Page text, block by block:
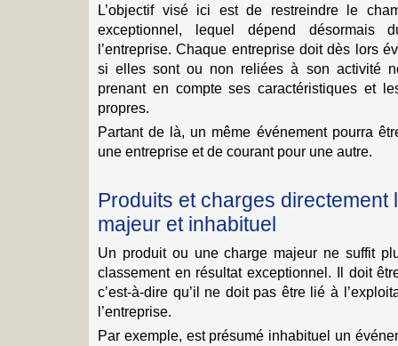
L’objectif visé ici est de restreindre le
exceptionnel, lequel dépend désormais
l’entreprise. Chaque entreprise doit dès lors
si elles sont ou non reliées à son activité
prenant en compte ses caractéristiques et
propres.
Partant de là, un même événement pourra
une entreprise et de courant pour une autre.
Produits et charges directement
majeur et inhabituel
Un produit ou une charge majeur ne suffit
classement en résultat exceptionnel. Il doit
c’est-à-dire qu’il ne doit pas être lié à
l’entreprise.
Par exemple, est présumé inhabituel un